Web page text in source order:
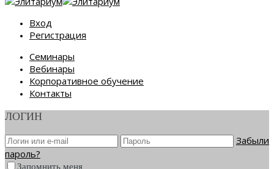
Вход
Регистрация
Семинары
Вебинары
Корпоративное обучение
Контакты
ЛОГИН
Забыли
пароль?
Запомнить меня